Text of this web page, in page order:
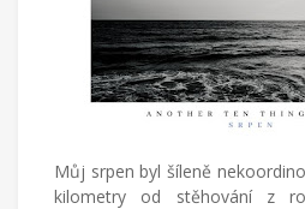
zemích,
mateřství
radostech
všednodenního
Můj srpen byl šíleně
kilometry od stěhování z